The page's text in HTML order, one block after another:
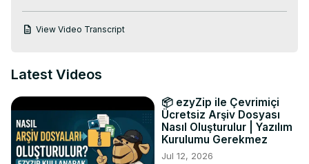
常、連番が付けられています (例: Z01、Z02、または
ます。
「抽出する 7z ファイルを選択 (すべてのパーツ)」をクリッ
クして、ファイル選択ツールを開きます
7z パーツ ファイルを ezyZip に直接ドラッグ アンド ドロッ
プします
ファイルの抽出が開始され、完了すると 7z ファイルの内容
View Video Transcript
Latest Videos
📦 ezyZip ile Çevrimiçi
Ücretsiz Arşiv Dosyası
Nasıl Oluşturulur | Yazılım
Kurulumu Gerekmez
Jul 12, 2026